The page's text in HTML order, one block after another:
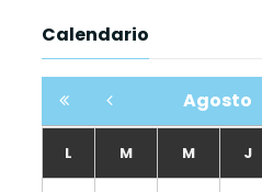
Calendario
Agosto
L M M J